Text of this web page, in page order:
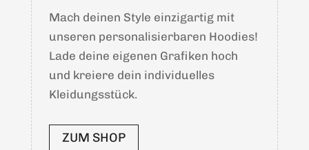
Mach deinen Style einzigartig mit
unseren personalisierbaren Hoodies!
Lade deine eigenen Grafiken hoch
und kreiere dein individuelles
Kleidungsstück.
ZUM SHOP